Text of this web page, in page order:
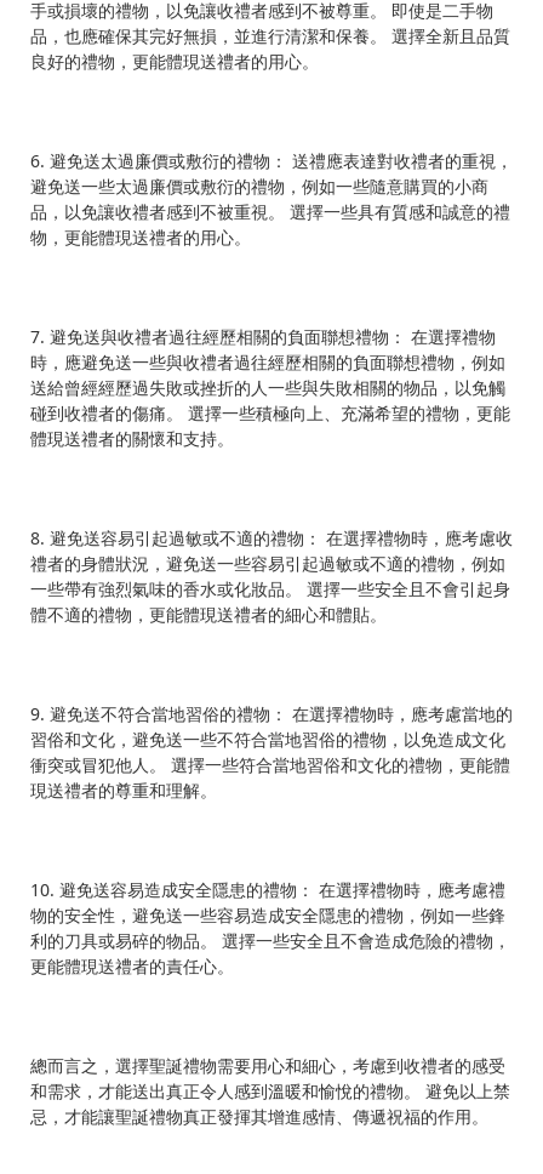
手或損壞的禮物，以免讓收禮者感到不被尊重。 即使是二手物
品，也應確保其完好無損，並進行清潔和保養。 選擇全新且品質
良好的禮物，更能體現送禮者的用心。
6. 避免送太過廉價或敷衍的禮物： 送禮應表達對收禮者的重視，
避免送一些太過廉價或敷衍的禮物，例如一些隨意購買的小商
品，以免讓收禮者感到不被重視。 選擇一些具有質感和誠意的禮
物，更能體現送禮者的用心。
7. 避免送與收禮者過往經歷相關的負面聯想禮物： 在選擇禮物
時，應避免送一些與收禮者過往經歷相關的負面聯想禮物，例如
送給曾經經歷過失敗或挫折的人一些與失敗相關的物品，以免觸
碰到收禮者的傷痛。 選擇一些積極向上、充滿希望的禮物，更能
體現送禮者的關懷和支持。
8. 避免送容易引起過敏或不適的禮物： 在選擇禮物時，應考慮收
禮者的身體狀況，避免送一些容易引起過敏或不適的禮物，例如
一些帶有強烈氣味的香水或化妝品。 選擇一些安全且不會引起身
體不適的禮物，更能體現送禮者的細心和體貼。
9. 避免送不符合當地習俗的禮物： 在選擇禮物時，應考慮當地的
習俗和文化，避免送一些不符合當地習俗的禮物，以免造成文化
衝突或冒犯他人。 選擇一些符合當地習俗和文化的禮物，更能體
現送禮者的尊重和理解。
10. 避免送容易造成安全隱患的禮物： 在選擇禮物時，應考慮禮
物的安全性，避免送一些容易造成安全隱患的禮物，例如一些鋒
利的刀具或易碎的物品。 選擇一些安全且不會造成危險的禮物，
更能體現送禮者的責任心。
總而言之，選擇聖誕禮物需要用心和細心，考慮到收禮者的感受
和需求，才能送出真正令人感到溫暖和愉悅的禮物。 避免以上禁
忌，才能讓聖誕禮物真正發揮其增進感情、傳遞祝福的作用。